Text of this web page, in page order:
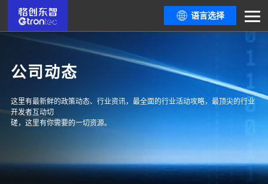
语言选择
公司动态
这里有最新鲜的政策动态、行业资讯，最全面的行业活动攻略，最顶尖的行业
开发者互动切
磋，这里有你需要的一切资源。